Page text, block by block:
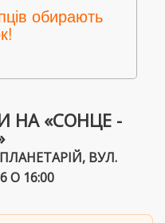
обирають
НА «СОНЦЕ -
ВУЛ.
О 16:00